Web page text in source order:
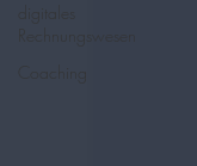
digitales
Rechnungswesen
Coaching